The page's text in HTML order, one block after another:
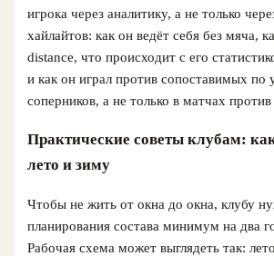
игрока через аналитику, а не только
хайлайтов: как он ведёт себя без мяча,
distance, что происходит с его
и как он играл против сопоставимых по
соперников, а не только в матчах против
Практические советы клубам:
лето и зиму
Чтобы не жить от окна до окна, клубу
планирования состава минимум на два
Рабочая схема может выглядеть так: